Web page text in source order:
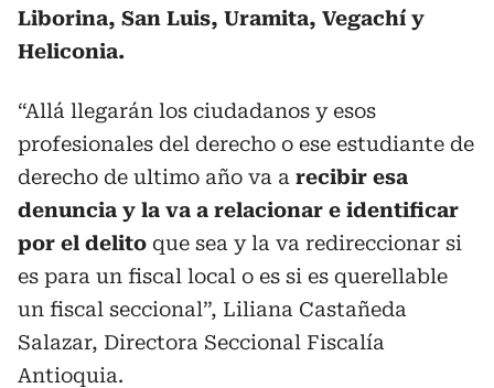
Liborina, San Luis, Uramita, Vegachí y
Heliconia.
“Allá llegarán los ciudadanos y esos
profesionales del derecho o ese estudiante de
derecho de ultimo año va a recibir esa
denuncia y la va a relacionar e identificar
por el delito que sea y la va redireccionar si
es para un fiscal local o es si es querellable
un fiscal seccional”, Liliana Castañeda
Salazar, Directora Seccional Fiscalía
Antioquia.